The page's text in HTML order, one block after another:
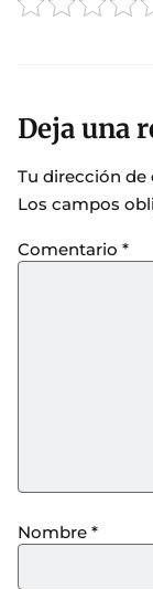
Deja una
Tu dirección de
Los campos
Comentario *
Nombre *